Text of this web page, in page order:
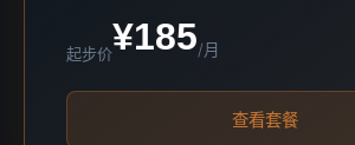
起步价¥185/月
查看套餐